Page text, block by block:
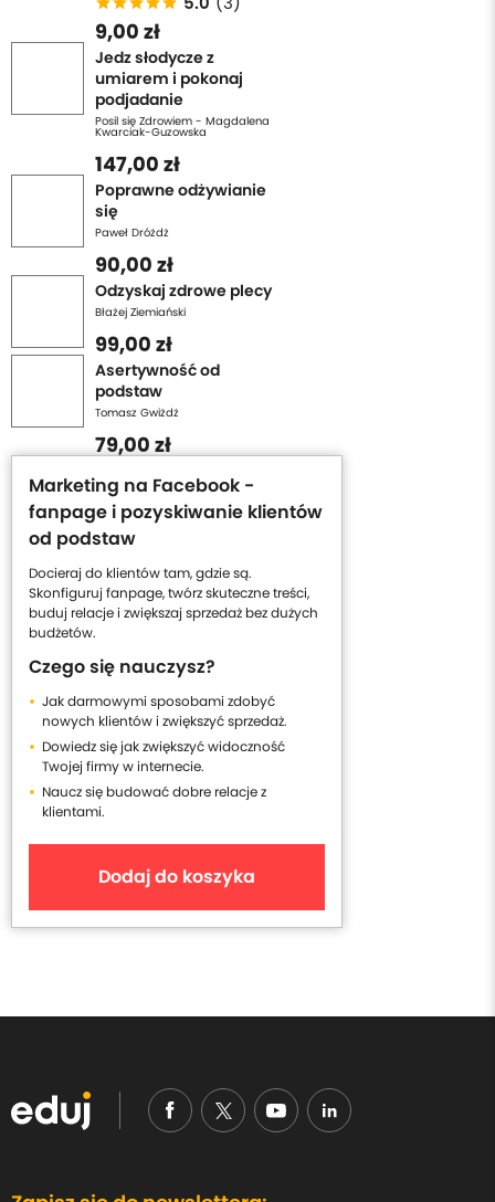
9,00 zł
Jedz słodycze z
umiarem i pokonaj
podjadanie
Posil się Zdrowiem - Magdalena
Kwarciak-Guzowska
147,00 zł
Poprawne odżywianie
się
Paweł Dróżdż
90,00 zł
Odzyskaj zdrowe plecy
Błażej Ziemiański
99,00 zł
Asertywność od
podstaw
Tomasz Gwiżdż
79,00 zł
Marketing na Facebook -
fanpage i pozyskiwanie klientów
od podstaw
Docieraj do klientów tam, gdzie są.
Skonfiguruj fanpage, twórz skuteczne treści,
buduj relacje i zwiększaj sprzedaż bez dużych
budżetów.
Czego się nauczysz?
Jak darmowymi sposobami zdobyć
nowych klientów i zwiększyć sprzedaż.
Dowiedz się jak zwiększyć widoczność
Twojej firmy w internecie.
Naucz się budować dobre relacje z
klientami.
Dodaj do koszyka